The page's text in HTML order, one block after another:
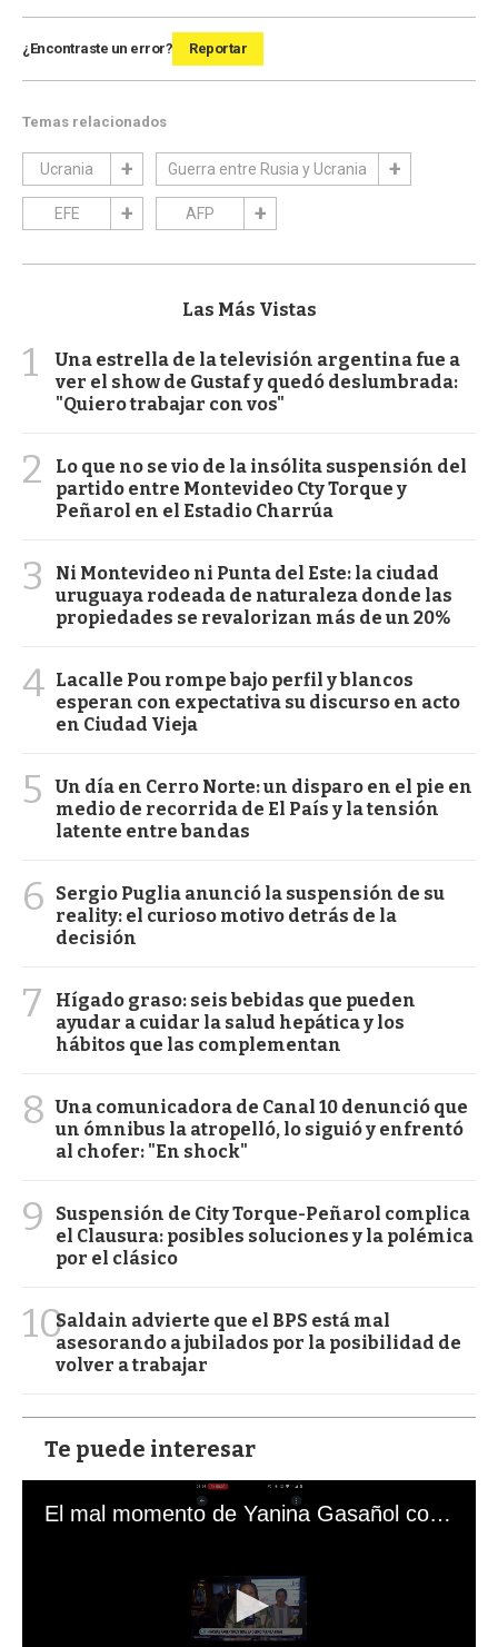
¿Encontraste un error? Reportar
Temas relacionados
Ucrania Guerra entre Rusia y Ucrania
EFE AFP
Las Más Vistas
1
Una estrella de la televisión argentina fue a
ver el show de Gustaf y quedó deslumbrada:
"Quiero trabajar con vos"
2
Lo que no se vio de la insólita suspensión del
partido entre Montevideo Cty Torque y
Peñarol en el Estadio Charrúa
3
Ni Montevideo ni Punta del Este: la ciudad
uruguaya rodeada de naturaleza donde las
propiedades se revalorizan más de un 20%
4 Lacalle Pou rompe bajo perfil y blancos
esperan con expectativa su discurso en acto
en Ciudad Vieja
5
Un día en Cerro Norte: un disparo en el pie en
medio de recorrida de El País y la tensión
latente entre bandas
6
Sergio Puglia anunció la suspensión de su
reality: el curioso motivo detrás de la
decisión
7
Hígado graso: seis bebidas que pueden
ayudar a cuidar la salud hepática y los
hábitos que las complementan
8 Una comunicadora de Canal 10 denunció que
un ómnibus la atropelló, lo siguió y enfrentó
al chofer: "En shock"
9
Suspensión de City Torque-Peñarol complica
el Clausura: posibles soluciones y la polémica
por el clásico
10Saldain advierte que el BPS está mal
asesorando a jubilados por la posibilidad de
volver a trabajar
Te puede interesar
El mal momento de Yanina Gasañol con un hincha argentino en "Subrayado"